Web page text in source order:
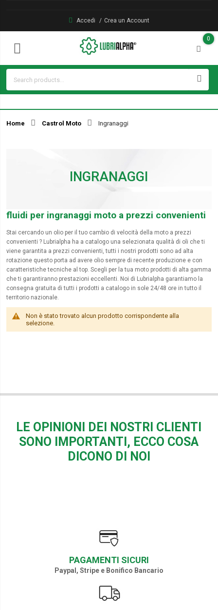
Accedi Crea un Account
0
Home Castrol Moto Ingranaggi
INGRANAGGI
fluidi per ingranaggi moto a prezzi convenienti
Stai cercando un olio per il tuo cambio di velocità della moto a prezzi
convenienti ? Lubrialpha ha a catalogo una selezionata qualità di oli che ti
viene garantita a prezzi convenienti, tutti i nostri prodotti sono ad alta
rotazione questo porta ad avere olio sempre di recente produzione e con
caratteristiche tecniche al top. Scegli per la tua moto prodotti di alta gamma
che ti garantiranno prestazioni eccellenti. Noi di Lubrialpha garantiamo la
consegna gratuita di tutti i prodotti a catalogo in sole 24/48 ore in tutto il
territorio nazionale.
Non è stato trovato alcun prodotto corrispondente alla
selezione.
LE OPINIONI DEI NOSTRI CLIENTI
SONO IMPORTANTI, ECCO COSA
DICONO DI NOI
PAGAMENTI SICURI
Paypal, Stripe e Bonifico Bancario